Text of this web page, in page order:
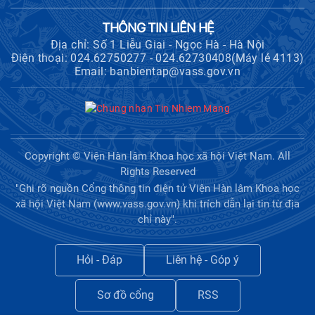
Hội thảo khoa học "Kinh tế Việt Nam
6 tháng đầu năm 2026: Thách thức,
động lực và triển vọng phát triển"
Hội nghị Ban Chỉ đạo về dữ liệu Viện
Hàn lâm Khoa học xã hội Việt Nam
Hội thảo quốc tế "Không gian phát
triển Việt Nam trong kỷ nguyên mới:
Định hướng chiến lược và lựa chọn
chính sách”
Khai quật công trường khai thác đá
xây dựng Thành Nhà Hồ ở núi An
THÔNG TIN LIÊN HỆ
Địa chỉ: Số 1 Liễu Giai - Ngọc Hà - Hà Nội
Điện thoại: 024.62750277 - 024.62730408(Máy lẻ 4113)
Email: banbientap@vass.gov.vn
Copyright © Viện Hàn lâm Khoa học xã hội Việt Nam. All
Rights Reserved
"Ghi rõ nguồn Cổng thông tin điện tử Viện Hàn lâm Khoa học
xã hội Việt Nam (www.vass.gov.vn) khi trích dẫn lại tin từ địa
chỉ này".
Hỏi - Đáp Liên hệ - Góp ý
Sơ đồ cổng RSS